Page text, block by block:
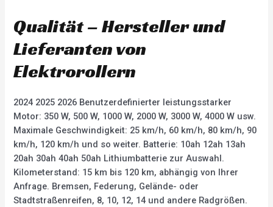
Qualität – Hersteller und
Lieferanten von
Elektrorollern
2024 2025 2026 Benutzerdefinierter leistungsstarker
Motor: 350 W, 500 W, 1000 W, 2000 W, 3000 W, 4000 W usw.
Maximale Geschwindigkeit: 25 km/h, 60 km/h, 80 km/h, 90
km/h, 120 km/h und so weiter. Batterie: 10ah 12ah 13ah
20ah 30ah 40ah 50ah Lithiumbatterie zur Auswahl.
Kilometerstand: 15 km bis 120 km, abhängig von Ihrer
Anfrage. Bremsen, Federung, Gelände- oder
Stadtstraßenreifen, 8, 10, 12, 14 und andere Radgrößen.